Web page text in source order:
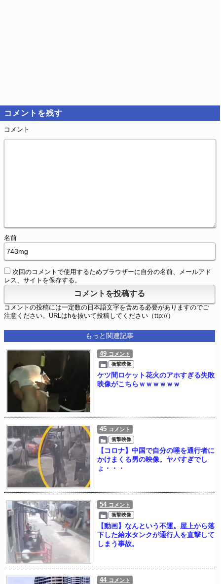
コメントを残す
コメント
名前
次回のコメントで使用するためブラウザーに自分の名前、メールアド
レス、サイトを保存する。
コメントの投稿には一定数の日本語文字を含める必要がありますのでご
注意ください。URLはhを抜いて投稿してください（ttp://）
もっと関連記事
49 コメント
衝撃映像
ケツ間ロケット花火のアホすぎる失敗
映像がこちらｗｗｗｗｗｗ
45 コメント
衝撃映像
【コロナ】中国で自分の唾を通行者に
かけまくる男の映像。ヤバすぎでし
ょ・・・
54 コメント
衝撃映像
【動画】なんという不運。屋上から落
下した給水タンクが通行人を直撃して
しまう事故。
44 コメント